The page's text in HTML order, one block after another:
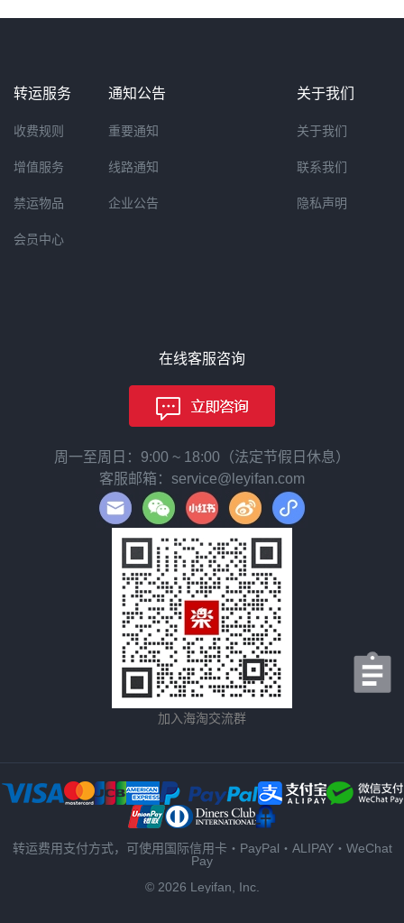
转运服务
收费规则
增值服务
禁运物品
会员中心
通知公告
重要通知
线路通知
企业公告
关于我们
关于我们
联系我们
隐私声明
在线客服咨询
周一至周日：9:00 ~ 18:00（法定节假日休息）
客服邮箱：service@leyifan.com
加入海淘交流群
转运费用支付方式，可使用国际信用卡・PayPal・ALIPAY・WeChat
Pay
© 2026 Leyifan, Inc.